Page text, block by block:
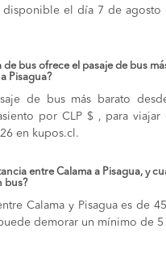
disponible el día 7 de agosto
de bus ofrece el pasaje de bus
Pisagua?
de bus más barato
por CLP $ , para
en kupos.cl.
entre Calama a Pisagua, y
bus?
Calama y Pisagua es de
demorar un mínimo de 5